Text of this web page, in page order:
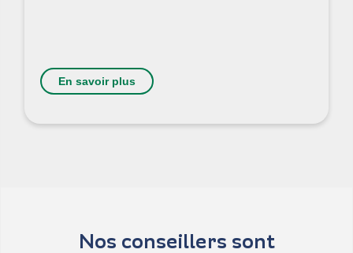
En savoir plus
Nos conseillers sont